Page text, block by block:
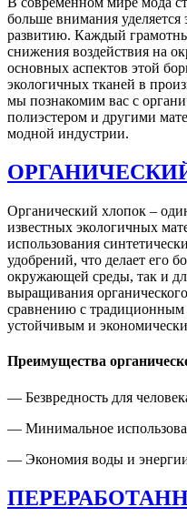
больше внимания
развитию. Каждый
снижения воздействия на
основных аспектов этой
экологичных тканей в
мы познакомим вас с
полиэстером и другими
модной индустрии.
Органический хлопок –
известных экологичных
использования
удобрений, что делает его
окружающей среды, так и
выращивания
сравнению с традиционным
устойчивым и
Преимущества
— Безвредность для
— Минимальное
— Экономия воды и